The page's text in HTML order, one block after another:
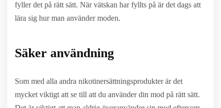
fyller det på rätt sätt. När vätskan har fyllts på är det dags att
lära sig hur man använder moden.
Säker användning
Som med alla andra nikotinersättningsprodukter är det
mycket viktigt att se till att du använder din mod på rätt sätt.